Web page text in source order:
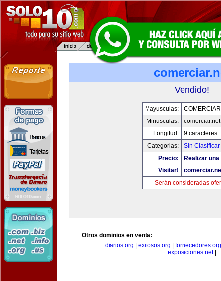
Vendido!
Mayusculas:
Minusculas:
comerciar.net
Longitud:
9 caracteres
Categorias:
Sin Clasificar
Precio:
Realizar
Visitar!
Serán consideradas
Otros dominios en venta:
diarios.org
exitosos.org fornecedores.org
exposiciones.net|